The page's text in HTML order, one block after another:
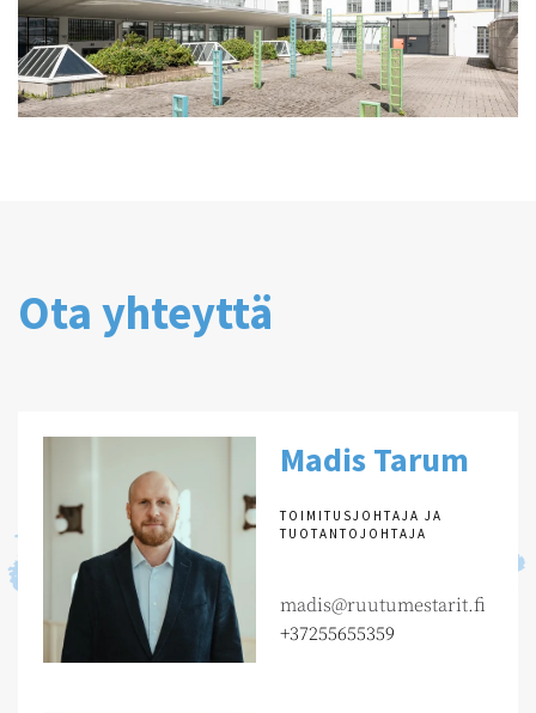
Ota yhteyttä
Madis Tarum
TOIMITUSJOHTAJA JA
TUOTANTOJOHTAJA
madis@ruutumestarit.fi
+37255655359